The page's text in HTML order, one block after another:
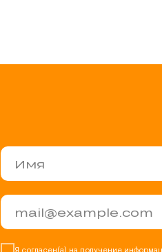
Я согласен(а) на получение